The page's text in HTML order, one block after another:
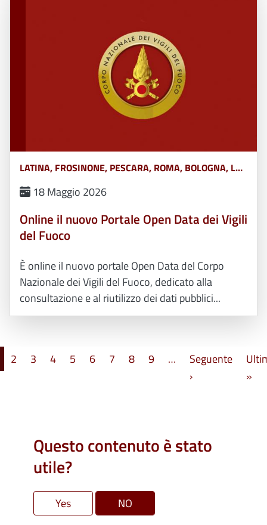
LATINA, FROSINONE, PESCARA, ROMA, BOLOGNA, L&#039;AQUILA, TERAMO, CHIETI, POTENZA, MATERA, CATANZARO, COSENZA, CROTONE, REGGIO CALABRIA, VIBO VALENTIA, AVELLINO, BENEVENTO, CASERTA, NAPOLI, SALERNO, FERRARA, FORLÌ-CESENA, MODENA, PARMA, PIACENZA, RAVENNA, REGGIO EMILIA, RIMINI, GORIZIA, PORDENONE, TRIESTE, UDINE, RIETI, VITERBO, GENOVA, IMPERIA, LA SPEZIA, SAVONA, BERGAMO, BRESCIA, COMO, CREMONA, LECCO, LODI, MANTOVA, MILANO, MONZA, PAVIA, SONDRIO, VARESE, ANCONA, ASCOLI PICENO, FERMO, MACERATA, CAMPOBASSO, ISERNIA, ALESSANDRIA, ASTI, BIELLA, CUNEO, NOVARA, TORINO, VERCELLI, BARI, BRINDISI, FOGGIA, LECCE, TARANTO, CAGLIARI, NUORO, ORISTANO, SASSARI, AGRIGENTO, CALTANISSETTA, CATANIA, ENNA, MESSINA, PALERMO, RAGUSA, SIRACUSA, TRAPANI, AREZZO, FIRENZE, GROSSETO, LIVORNO, LUCCA, MASSA CARRARA, PISA, PISTOIA, PRATO, SIENA, PERUGIA, TERNI, BELLUNO, BOLZANO, PADOVA, ROVIGO, TRENTO, TREVISO, VENEZIA, VERONA, VICENZA, MASSA, MONZA-BRIANZA, VERBANO-CUSIO-OSSOLA, PESARO-URBINO, BARLETTA-ANDRIA-TRANI, CAMPANIA, ABRUZZO, BASILICATA, CALABRIA, EMILIA ROMAGNA, FRIULI VENEZIA GIULIA, LAZIO, LIGURIA, LOMBARDIA, MARCHE, MOLISE, PIEMONTE, PUGLIA, SARDEGNA, SICILIA, TOSCANA, UMBRIA, VENETO E TRENTINO ALTO ADIGE, AOSTA
18 Maggio 2026
Online il nuovo Portale Open Data dei Vigili
del Fuoco
È online il nuovo portale Open Data del Corpo
Nazionale dei Vigili del Fuoco, dedicato alla
consultazione e al riutilizzo dei dati pubblici...
Paginazione
2 3 4 5 6 7 8 9 …
Seguente
›Pagina
»
Questo contenuto è stato
utile?